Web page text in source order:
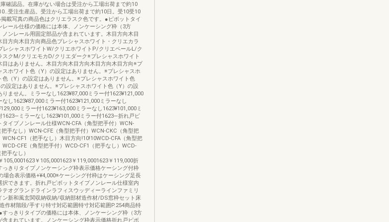
確認品。在庫がない場合は受注から工場出荷まで約10
受注生産品。受注から工場出荷まで約10日。受10受10
載写真の商品色はクリエラスク色です。●ピボットタイ
レール仕様の価格には本体、ノンケーシング枠（3方
ノンレール用固定部品が含まれています。木目方向木目
目方向木目方向商品色プレシャスホワイト・クリエカラ
レシャスホワイトW/クリエホワイトP/クリエペールL/ク
スクM/クリエモカD/クリエダーク※プレシャスホワイト
目はありません。木目方向木目方向木目方向木目方向※プ
スホワイト色（Y）の設定はありません。※プレシャスホ
色（Y）の設定はありません。※プレシャスホワイト色
の設定はありません。※プレシャスホワイト色（Y）の設
りません。ミラーなし1623¥87,000ミラー付1623¥121,000
なし1623¥87,000ミラー付1623¥121,000ミラーなし
ミラー付1623¥163,000ミラーなし1623¥101,000ミ
1623―ミラーなし1623¥101,000ミラー付1623―折れ戸ピ
タイプノンレール仕様WCN-CFA（角型把手付）WCN-
把手なし）WCN-CFE（角型把手付）WCN-CKC（角型把
WCN-CF1（把手なし）木目方向!10!10WCD-CFA（角型把
WCD-CFE（角型把手付）WCD-CF1（把手なし）WCD-
手なし）
105,0001623￥105,0001623￥119,0001623￥119,000折
っきりタイプノンケーシング枠表示価格ケーシング付枠
場合表示価格+¥4,000※ケーシング付枠はケーシング足長
択できます。折れ戸ピボットタイプノンレール仕様室内
テオグランドラインラフィスウッディーラインファミリ
ン新和風玄関収納収納/収納部材造作材/DS窓枠セット床
作材階段/手すり特寸対応範囲特寸対応範囲P.254商品特
すっきりタイプの価格には本体、ノンケーシング枠（3方
含まれています。ノンケーシング枠表示価格折れ戸ピボ